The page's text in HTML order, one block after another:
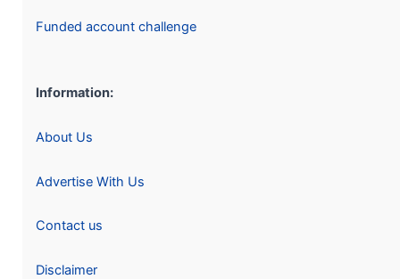
Funded account challenge
Information:
About Us
Advertise With Us
Contact us
Disclaimer